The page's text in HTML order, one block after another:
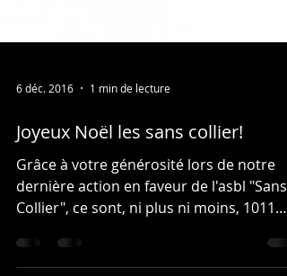
6 déc. 2016
Joyeux Noël les sans collier!
Grâce à votre générosité lors de notre
dernière action en faveur de l'asbl "Sans
Collier", ce sont, ni plus ni moins, 1011